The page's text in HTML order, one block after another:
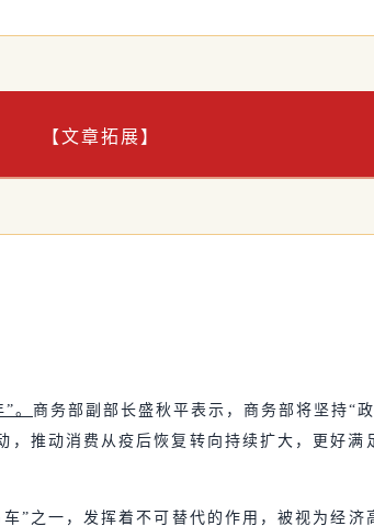
【文章拓展】
。 商务部副部长盛秋平表示，商务部将坚持“
，推动消费从疫后恢复转向持续扩大，更好满
”之一，发挥着不可替代的作用，被视为经济